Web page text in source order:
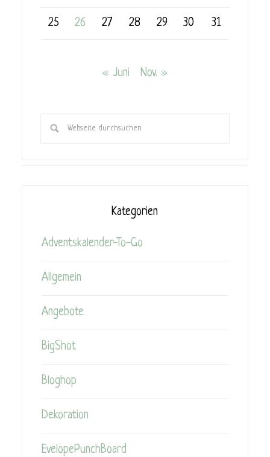
25 26 27 28 29 30 31
« Juni Nov. »
Kategorien
Adventskalender-To-Go
Allgemein
Angebote
BigShot
Bloghop
Dekoration
EvelopePunchBoard